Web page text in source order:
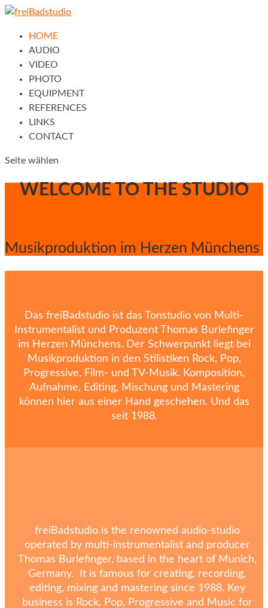
HOME
AUDIO
VIDEO
PHOTO
EQUIPMENT
REFERENCES
LINKS
CONTACT
Seite wählen
WELCOME TO THE STUDIO
Musik­produktion im Herzen Münchens
Das freiBadstudio ist das Tonstudio von Multi-
Instrumentalist und Produzent Thomas Burlefinger
im Herzen Münchens. Der Schwerpunkt liegt bei
Musikproduktion in den Stilistiken Rock, Pop,
Progressive, Film- und TV-Musik. Komposition,
Aufnahme, Editing, Mischung und Mastering
können hier aus einer Hand geschehen. Und das
seit 1988.
freiBadstudio is the renowned audio-studio
operated by multi-instrumentalist and producer
Thomas Burlefinger, based in the heart of Munich,
Germany. It is famous for creating, recording,
editing, mixing and mastering since 1988. Key
business is Rock, Pop, Progressive and Music for